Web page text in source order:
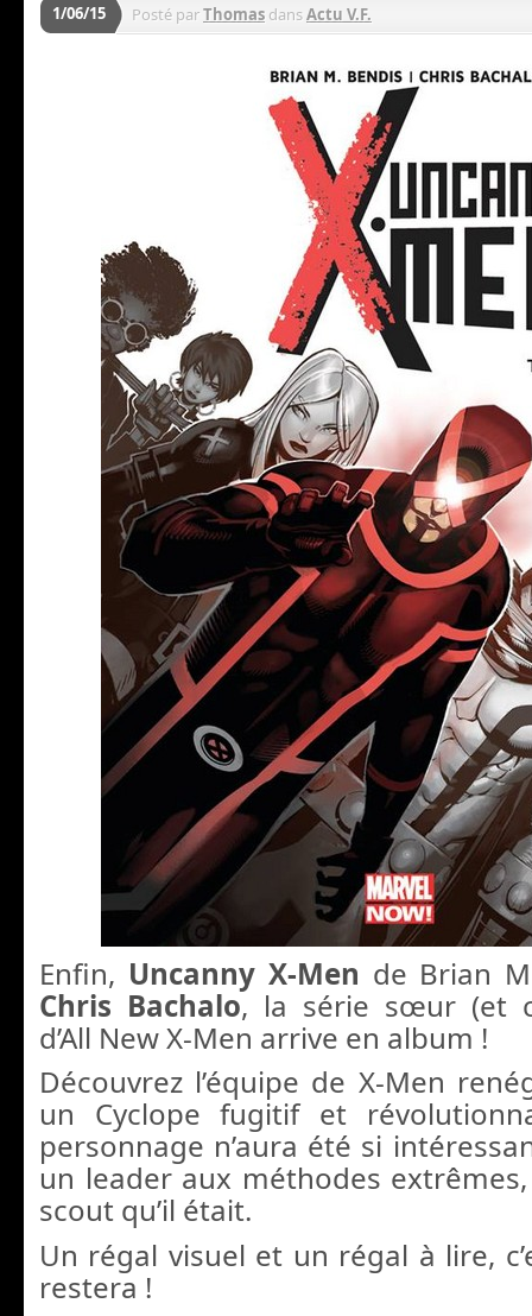
1/06/15 Posté parThomas dansActu V.F.
Enfin, Uncanny X-Men de Brian
Chris Bachalo, la série sœur (et
d’All New X-Men arrive en album !
Découvrez l’équipe de X-Men
un Cyclope fugitif et
personnage n’aura été si
un leader aux méthodes
scout qu’il était.
Un régal visuel et un régal à lire,
restera !